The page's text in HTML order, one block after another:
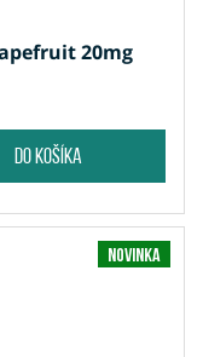
20mg
do košíka
Novinka